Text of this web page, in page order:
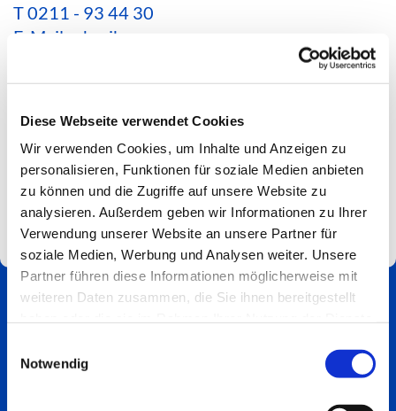
Diese Webseite verwendet Cookies
Wir verwenden Cookies, um Inhalte und Anzeigen zu
personalisieren, Funktionen für soziale Medien anbieten
zu können und die Zugriffe auf unsere Website zu
analysieren. Außerdem geben wir Informationen zu Ihrer
Verwendung unserer Website an unsere Partner für
soziale Medien, Werbung und Analysen weiter. Unsere
Partner führen diese Informationen möglicherweise mit
weiteren Daten zusammen, die Sie ihnen bereitgestellt
Notwendig
T0211 - 93 44 30
E-Mail schreiben
*Aktuelle Hinweise zur Erreichbarkeit findest du
hier*
Spendenkonto
Impressum